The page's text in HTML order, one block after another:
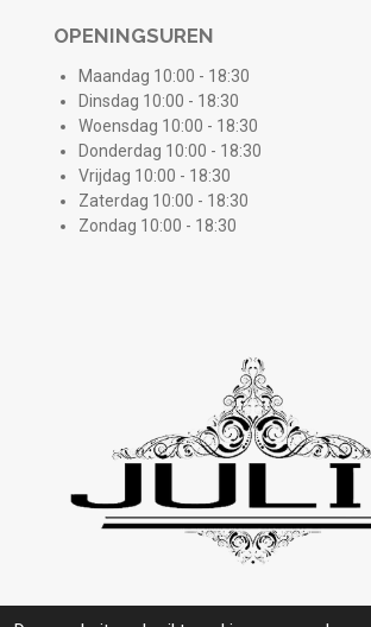
OPENINGSUREN
Maandag 10:00 - 18:30
Dinsdag 10:00 - 18:30
Woensdag 10:00 - 18:30
Donderdag 10:00 - 18:30
Vrijdag 10:00 - 18:30
Zaterdag 10:00 - 18:30
Zondag 10:00 - 18:30